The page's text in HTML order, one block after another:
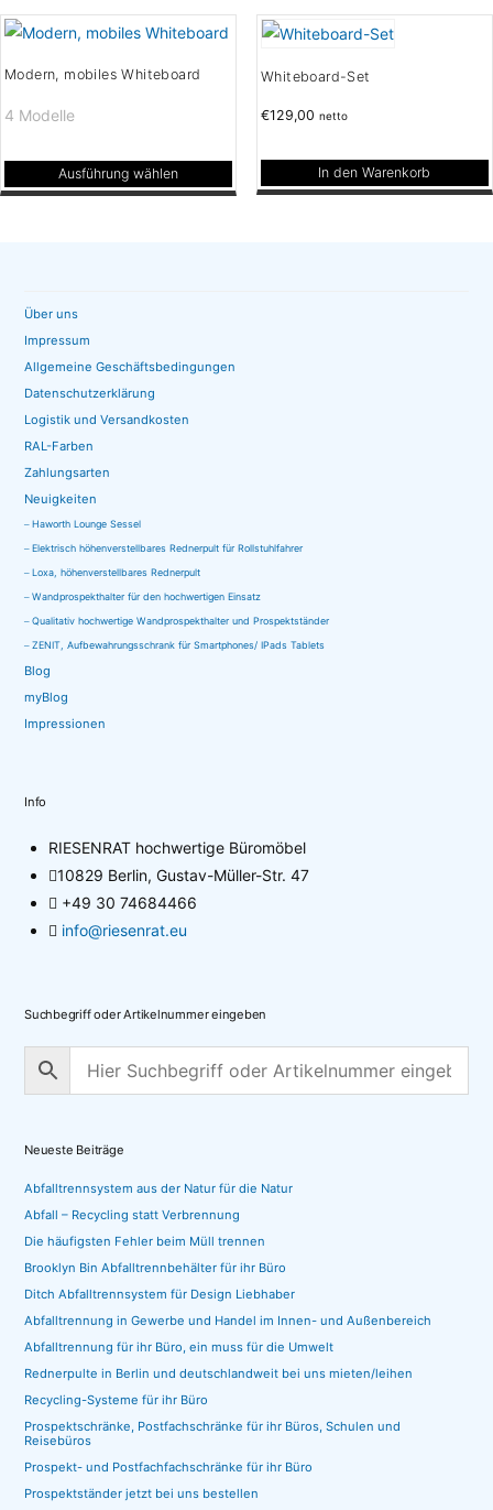
werden
gewählt
weist
mehrere
Varianten
Die
werden
Modern, mobiles Whiteboard
4 Modelle
Ausführung wählen
Dieses
Varianten
auf.
Die
Optionen
können
auf
der
Produktseite
gewählt
werden
Whiteboard-Set
€129,00 netto
In den Warenkorb
Über uns
Impressum
Allgemeine Geschäftsbedingungen
Datenschutzerklärung
Logistik und Versandkosten
RAL-Farben
Zahlungsarten
Neuigkeiten
Haworth Lounge Sessel
Elektrisch höhenverstellbares Rednerpult für Rollstuhlfahrer
Loxa, höhenverstellbares Rednerpult
Wandprospekthalter für den hochwertigen Einsatz
Qualitativ hochwertige Wandprospekthalter und Prospektständer
ZENIT, Aufbewahrungsschrank für Smartphones/ IPads Tablets
Blog
myBlog
Impressionen
Info
RIESENRAT hochwertige Büromöbel
10829 Berlin, Gustav-Müller-Str. 47
+49 30 74684466
info@riesenrat.eu
Suchbegriff oder Artikelnummer eingeben
Neueste Beiträge
Abfalltrennsystem aus der Natur für die Natur
Abfall – Recycling statt Verbrennung
Die häufigsten Fehler beim Müll trennen
Brooklyn Bin Abfalltrennbehälter für ihr Büro
Ditch Abfalltrennsystem für Design Liebhaber
Abfalltrennung in Gewerbe und Handel im Innen- und Außenbereich
Abfalltrennung für ihr Büro, ein muss für die Umwelt
Rednerpulte in Berlin und deutschlandweit bei uns mieten/leihen
Recycling-Systeme für ihr Büro
Prospektschränke, Postfachschränke für ihr Büros, Schulen und
Reisebüros
Prospekt- und Postfachfachschränke für ihr Büro
Prospektständer jetzt bei uns bestellen